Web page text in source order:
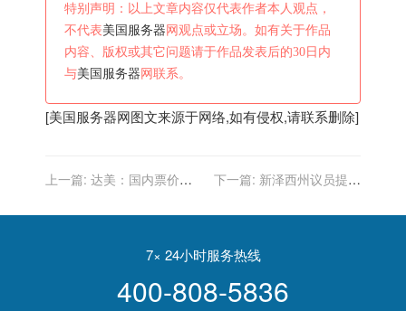
特别声明：以上文章内容仅代表作者本人观点，
不代表美国服务器 网观点或立场。如有关于作品
内容、版权或其它问题请于作品发表后的30日内
与美国服务器 网联系。
[美国服务器网图文来源于网络,如有侵权,请联系删除]
上一篇: 达美：国内票价或
下一篇: 新泽西州议员提议
价
7× 24小时服务热线
400-808-5836